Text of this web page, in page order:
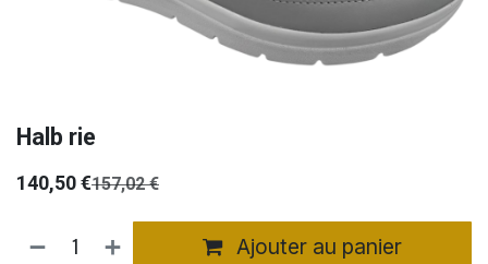
Halb rie
140,50€157,02€
Ajouter au panier